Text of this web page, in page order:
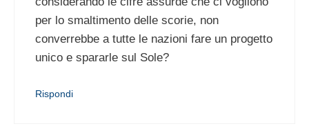
per lo smaltimento delle scorie, non
converrebbe a tutte le nazioni fare un progetto
unico e spararle sul Sole?
Rispondi